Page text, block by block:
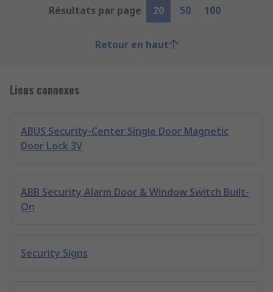
Résultats par page
20 50 100
Retour en haut
Liens connexes
ABUS Security-Center Single Door Magnetic
Door Lock 3V
ABB Security Alarm Door & Window Switch Built-
On
Security Signs